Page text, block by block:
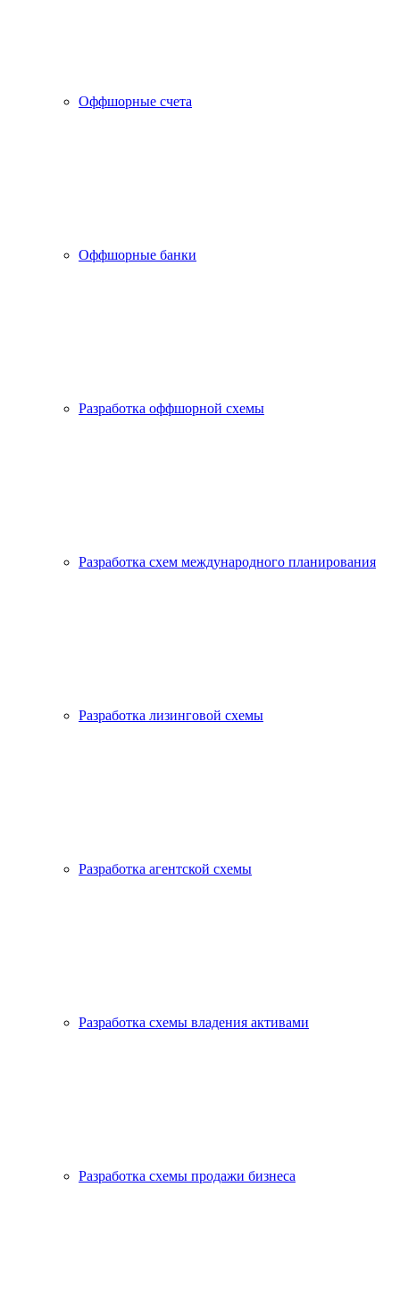
Оффшорные счета
Оффшорные банки
Разработка оффшорной схемы
Разработка схем международного планирования
Разработка лизинговой схемы
Разработка агентской схемы
Разработка схемы владения активами
Разработка схемы продажи бизнеса